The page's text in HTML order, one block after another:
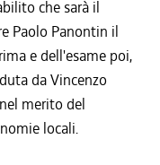
che sarà il
Paolo Panontin il
e dell'esame poi,
da Vincenzo
merito del
locali.